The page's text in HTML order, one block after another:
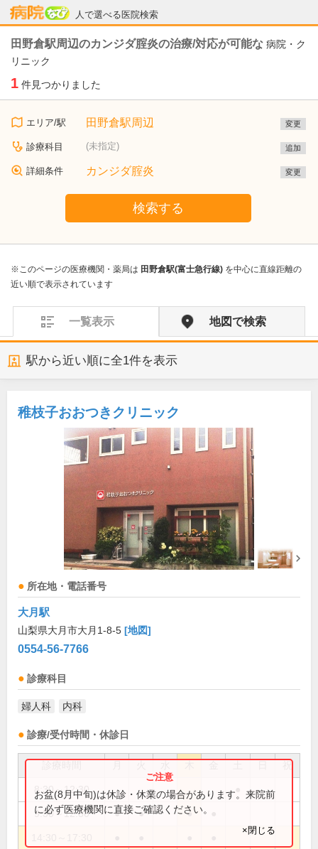
人で選べる医院検索
病院なび
田野倉駅周辺のカンジダ腟炎の治療/対応が可能な 病院・ク
リニック
1 件見つかりました
エリア/駅 田野倉駅周辺 変更
診療科目 (未指定) 追加
詳細条件 カンジダ腟炎 変更
検索する
※このページの医療機関・薬局は 田野倉駅(富士急行線) を中心に直線距離の
近い順で表示されています
一覧表示 地図で検索
駅から近い順に全1件を表示
稚枝子おおつきクリニック
所在地・電話番号
大月駅
山梨県大月市大月1-8-5 [地図]
0554-56-7766
診療科目
婦人科 内科
診療/受付時間・休診日
祝
8:30～12:30
9:30～12:30 ● ● ●
お盆(8月中旬)は休診・休業の場合があります。来院前
に必ず医療機関に直接ご確認ください。
×閉じる